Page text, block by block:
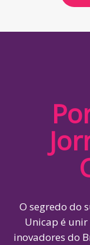
O segredo do
Unicap é
inovadores do